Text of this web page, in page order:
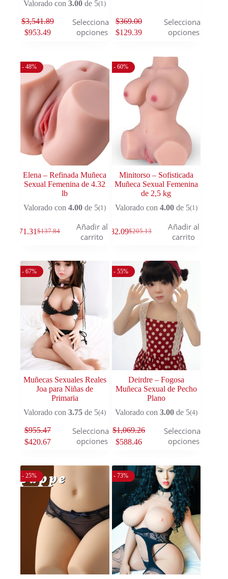
Valorado con3.00 de 5(1)
$3,541.89
$953.49
Seleccionar
opciones
$369.00
$129.39
Seleccionar
opciones
- 48%
Elena – Refinada Muñeca
Sexual Femenina de 4.32
lb
Valorado con4.00 de 5(1)
$137.84
71.31
Añadir al
carrito
- 60%
Minitorso – Sofisticada
Muñeca Sexual Femenina
de 2,5 kg
Valorado con 4.00de 5(1)
$205.13
$ 82.09
Añadir al
carrito
- 67%
Muñecas Sexuales Reales
Joa para Niñas de
Primaria
Valorado con3.75 de 5(4)
$955.47
$420.67
Seleccionar
opciones
- 55%
Deirdre – Fogosa
Muñeca Sexual de Pecho
Plano
Valorado con 3.00de 5(4)
$1,069.26
$588.46
Seleccionar
opciones
- 25% - 73%